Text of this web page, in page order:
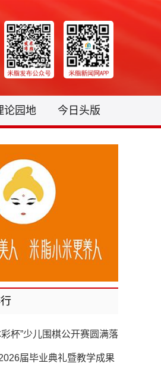
论园地 今日头版
杯”少儿围棋公开赛圆满落
届毕业典礼暨教学成果